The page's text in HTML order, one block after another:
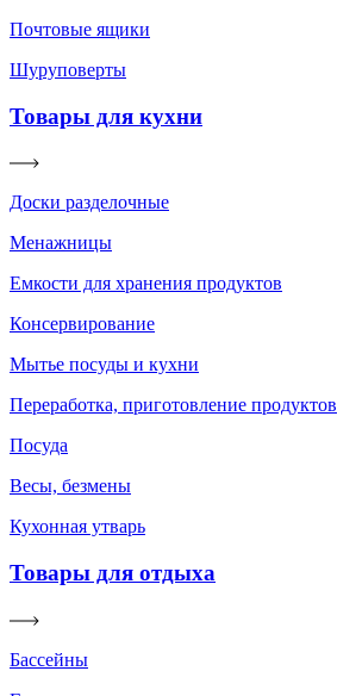
Почтовые ящики
Шуруповерты
Товары для кухни
Доски разделочные
Менажницы
Емкости для хранения продуктов
Консервирование
Мытье посуды и кухни
Переработка, приготовление продуктов
Посуда
Весы, безмены
Кухонная утварь
Товары для отдыха
Бассейны